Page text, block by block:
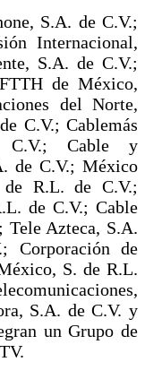
S.A. de C.V.;
Internacional,
S.A. de C.V.;
de México,
del Norte,
C.V.; Cablemás
C.V.; Cable y
de C.V.; México
de R.L. de C.V.;
de C.V.; Cable
Tele Azteca, S.A.
Corporación de
S. de R.L.
S.A. de C.V. y
un Grupo de